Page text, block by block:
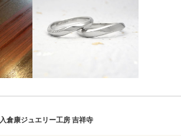
入倉康ジュエリー工房 吉祥寺